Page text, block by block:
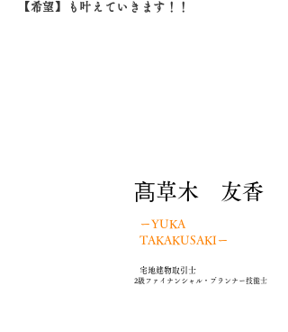
【希望】も叶えていきます！！
​髙草木 友香
ーYUKA
TAKAKUSAKIー
​2級ファイナンシャル・プランナー技能士
​宅地建物取引士